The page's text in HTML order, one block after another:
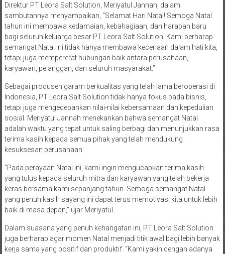
Direktur PT Leora Salt Solution, Meriyatul Jannah, dalam
sambutannya menyampaikan, “Selamat Hari Natal! Semoga Natal
tahun ini membawa kedamaian, kebahagiaan, dan harapan baru
bagi seluruh keluarga besar PT Leora Salt Solution. Kami berharap
semangat Natal ini tidak hanya membawa keceriaan dalam hati kita,
tetapi juga mempererat hubungan baik antara perusahaan,
karyawan, pelanggan, dan seluruh masyarakat.”
Sebagai produsen garam berkualitas yang telah lama beroperasi di
Indonesia, PT Leora Salt Solution tidak hanya fokus pada bisnis,
tetapi juga mengedepankan nilai-nilai kebersamaan dan kepedulian
sosial. Meriyatul Jannah menekankan bahwa semangat Natal
adalah waktu yang tepat untuk saling berbagi dan menunjukkan rasa
terima kasih kepada semua pihak yang telah mendukung
kesuksesan perusahaan.
“Pada perayaan Natal ini, kami ingin mengucapkan terima kasih
yang tulus kepada seluruh mitra dan karyawan yang telah bekerja
keras bersama kami sepanjang tahun. Semoga semangat Natal
yang penuh kasih sayang ini dapat terus memotivasi kita untuk lebih
baik di masa depan,” ujar Meriyatul.
Dalam suasana yang penuh kehangatan ini, PT Leora Salt Solution
juga berharap agar momen Natal menjadi titik awal bagi lebih banyak
kerja sama yang positif dan produktif. “Kami yakin dengan adanya